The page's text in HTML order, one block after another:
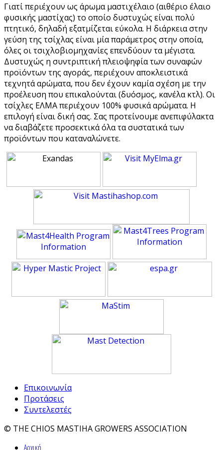
Γιατί περιέχουν ως άρωμα μαστιχέλαιο (αιθέριο έλαιο
φυσικής μαστίχας) το οποίο δυστυχώς είναι πολύ
πτητικό, δηλαδή εξατμίζεται εύκολα. Η διάρκεια στην
γεύση της τσίχλας είναι μία παράμετρος στην οποία,
όλες οι τσιχλοβιομηχανίες επενδύουν τα μέγιστα.
Δυστυχώς η συντριπτική πλειοψηφία των συναφών
προϊόντων της αγοράς, περιέχουν αποκλειστικά
τεχνητά αρώματα, που δεν έχουν καμία σχέση με την
προέλευση που επικαλούνται (δυόσμος, κανέλα κτλ). Οι
τσίχλες ΕΛΜΑ περιέχουν 100% φυσικά αρώματα. Η
επιλογή είναι δική σας. Σας προτείνουμε ανεπιφύλακτα
να διαβάζετε προσεκτικά όλα τα συστατικά των
προϊόντων που καταναλώνετε.
Επικοινωνία
Προτάσεις
Συντελεστές
© THE CHIOS MASTIHA GROWERS ASSOCIATION
Αρχική